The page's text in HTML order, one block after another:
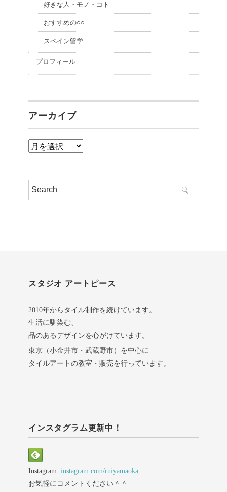
好きな人・モノ・コト
おすすめの○○
スペイン留学
プロフィール
アーカイブ
ア
イ
スタジオ アートピース
2010年からタイル制作を続けています。
生活に馴染む、
品のあるデザインを心がけています。
東京（小金井市・武蔵野市）を中心に
タイルアートの教室・販売を行っています。
インスタグラム更新中！
Instagram: instagram.com/ruiyamaoka
お気軽にコメントください＾＾